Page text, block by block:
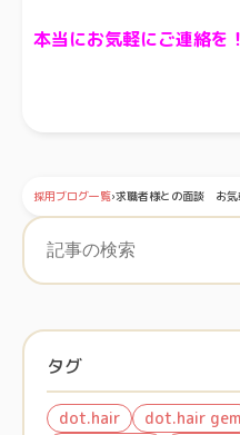
本当にお気軽にご連絡を
採用ブログ一覧›求職者様との面談 お
タグ
dot.hair dot.hair gem